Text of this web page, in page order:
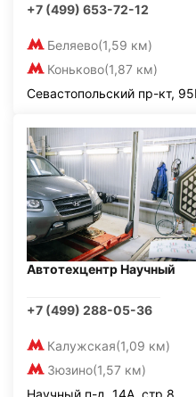
+7 (499) 653-72-12
Беляево(1,59 км)
Коньково(1,87 км)
Севастопольский пр-кт,
Автотехцентр Научный
+7 (499) 288-05-36
Калужская(1,09 км)
Зюзино(1,57 км)
Научный п-д, 14А, стр.8